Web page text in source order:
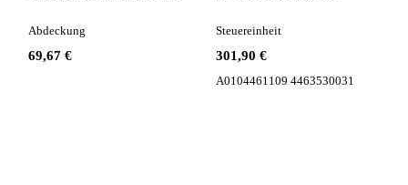
Sattelzugmaschine
69,67 €
Abdeckung
301,90 €
Steuereinheit
A0104461109 4463530031